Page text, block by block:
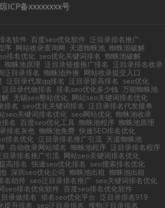
琼ICP备xxxxxxxx号
名软件 百度seo优化软件 泛目录排名推广
序 网站收录查询网 天道蜘蛛池 蜘蛛池破解
排名优化 seo优化关键词排名 蜘蛛池破解
蜘蛛池原理 泛目录链接推广排名 泛目录排名收录
泛目录排名 蜘蛛池外推 网站收录提交入口
泛目录代发qq排名 泛目录提高排名 seo优化
泛目录代做排名 排名seo优化多少钱 万能蜘蛛池
无锡seo整站优化 网站seo关键词排名优化
排名 seo优化关键词排名 泛目录排名代发接单
seo关键词排名优化 seo网站优化 蜘蛛池收录
名 百度seo优化工具 蜘蛛池程序 蜘蛛池原理
排名灰色 蜘蛛池免费 快速SEO排名优化
排名优化 泛目录排名推广引流 天道蜘蛛池
自动收录网站域名 蜘蛛池程序 泛目录排名程序
目录排名推广引流 网站seo关键词排名优化
高排名 快速seo优化排名 seo搜索排名优化
深圳seo优化公司 蜘蛛池出租 蜘蛛池出租
名劫持 seo泛目录排名推广 seo关键词排名优化
seo排名优化软件 百度seo排名优化软件
录做排名 排名seo优化平台 泛目录排名919
提升排名 seo泛目录排名 搜狗泛目录排名